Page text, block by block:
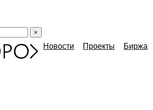
×
Новости Проекты Биржа